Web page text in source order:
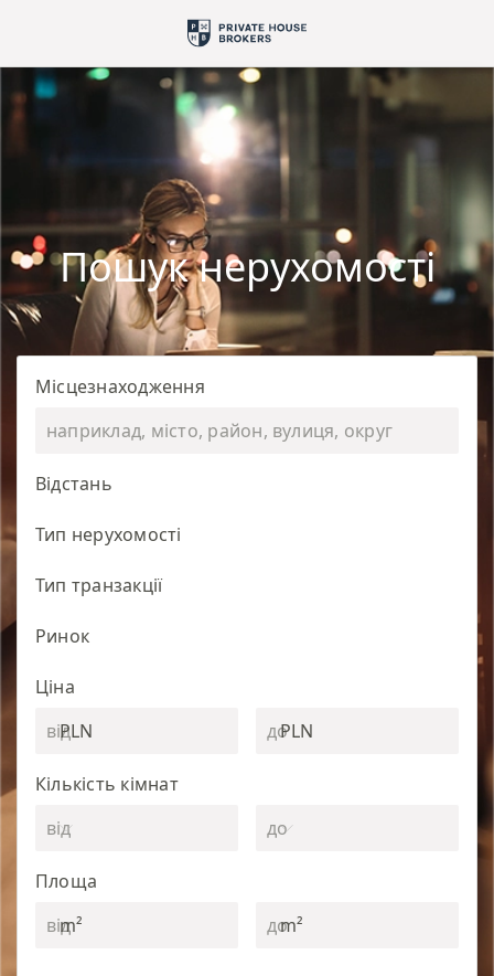
Пошук нерухомості
Місцезнаходження
Відстань
Тип нерухомості
Тип транзакції
Ринок
Ціна
PLN
PLN
Кількість кімнат
Площа
m²
m²